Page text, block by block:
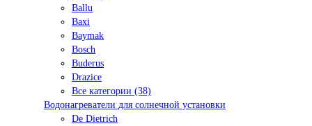
Ballu
Baxi
Baymak
Bosch
Buderus
Drazice
Все категории (38)
Водонагреватели для солнечной установки
De Dietrich